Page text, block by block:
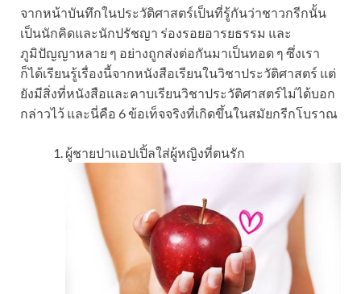
จากหน้าบันทึกในประวัติศาสตร์เป็นที่รู้กันว่าชาวกรีกนั้น
เป็นนักคิดและนักปรัชญา ร่องรอยอารยธรรม และ
ภูมิปัญญาหลาย ๆ อย่างถูกส่งต่อกันมาเป็นทอด ๆ ซึ่งเรา
ก็ได้เรียนรู้เรื่องนี้จากหนังสือเรียนในวิชาประวัติศาสตร์ แต่
ยังมีสิ่งที่หนังสือและคาบเรียนวิชาประวัติศาสตร์ไม่ได้บอก
กล่าวไว้ และนี่คือ 6 ข้อเท็จจริงที่เกิดขึ้นในสมัยกรีกโบราณ
ผู้ชายปาแอปเปิ้ลใส่ผู้หญิงที่ตนรัก